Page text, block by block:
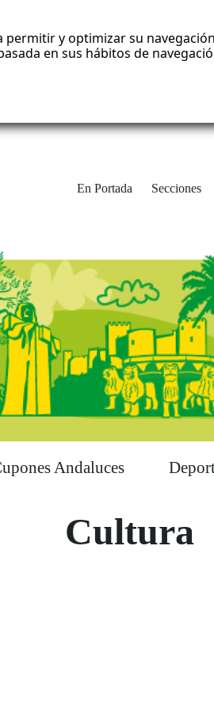
permitir y optimizar su
en sus hábitos de
En Portada Secciones
Andaluces
Cultura